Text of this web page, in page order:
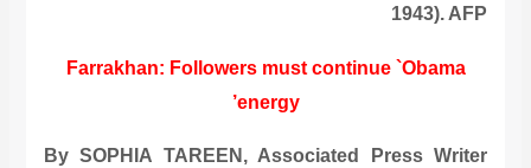
1943). AFP
Farrakhan: Followers must continue `Obama
energy’
By SOPHIA TAREEN, Associated Press Writer